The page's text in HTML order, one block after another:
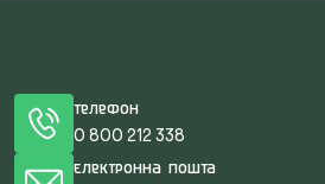
Телефон
0 800 212 338
Електронна пошта